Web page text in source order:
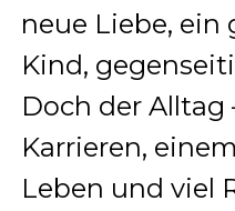
neue Liebe, ein
Kind,
Doch der
Karrieren,
Leben und viel